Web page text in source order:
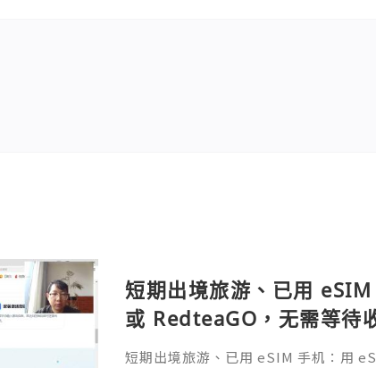
短期出境旅游、已用
或 RedteaGO，无需等待
码 + 通话短信”（如打车
短期出境旅游、已用 eSIM 手机：用